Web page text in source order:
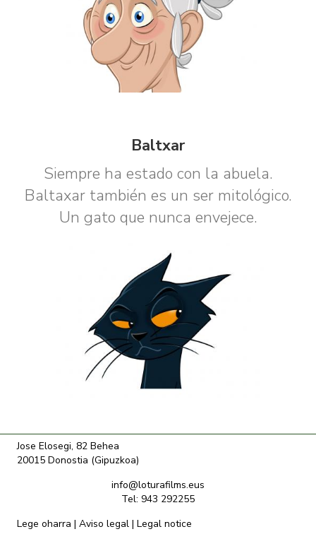
Baltxar
Siempre ha estado con la abuela.
Baltaxar también es un ser mitológico.
Un gato que nunca envejece.
Jose Elosegi, 82 Behea
20015 Donostia (Gipuzkoa)
info@loturafilms.eus
Tel: 943 292255
Lege oharra | Aviso legal | Legal notice